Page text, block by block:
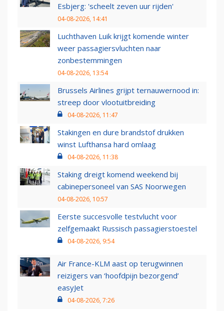
Esbjerg: 'scheelt zeven uur rijden'
04-08-2026, 14:41
Luchthaven Luik krijgt komende winter
weer passagiersvluchten naar
zonbestemmingen
04-08-2026, 13:54
Brussels Airlines grijpt ternauwernood in:
streep door vlootuitbreiding
04-08-2026, 11:47
Stakingen en dure brandstof drukken
winst Lufthansa hard omlaag
04-08-2026, 11:38
Staking dreigt komend weekend bij
cabinepersoneel van SAS Noorwegen
04-08-2026, 10:57
Eerste succesvolle testvlucht voor
zelfgemaakt Russisch passagierstoestel
04-08-2026, 9:54
Air France-KLM aast op terugwinnen
reizigers van ‘hoofdpijn bezorgend’
easyJet
04-08-2026, 7:26